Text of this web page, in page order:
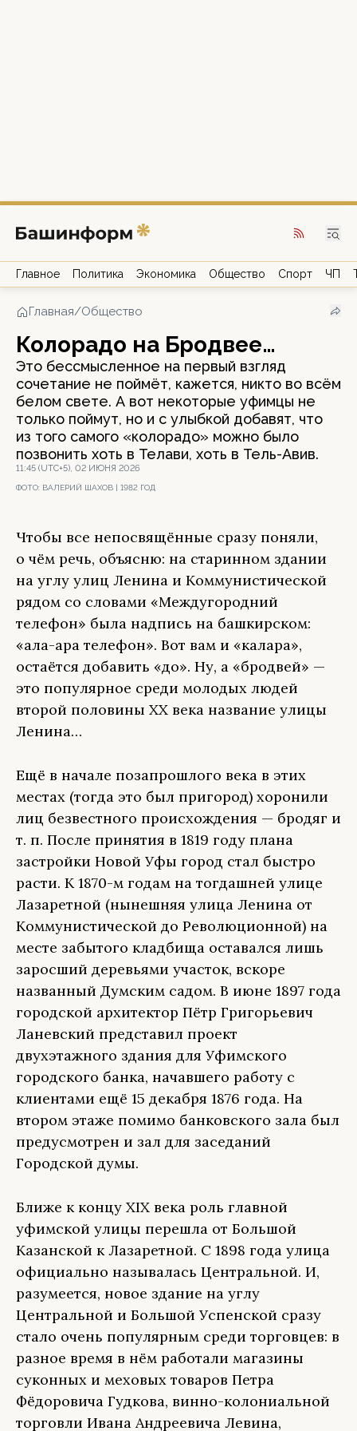
Главное Политика Экономика Общество Спорт ЧП
Главная/Общество
Колорадо на Бродвее…
Это бессмысленное на первый взгляд
сочетание не поймёт, кажется, никто во всём
белом свете. А вот некоторые уфимцы не
только поймут, но и с улыбкой добавят, что
из того самого «колорадо» можно было
позвонить хоть в Телави, хоть в Тель-Авив.
11:45 (UTC+5), 02 ИЮНЯ 2026
ФОТО: ВАЛЕРИЙ ШАХОВ | 1982 ГОД
Чтобы все непосвящённые сразу поняли,
о чём речь, объясню: на старинном здании
на углу улиц Ленина и Коммунистической
рядом со словами «Междугородний
телефон» была надпись на башкирском:
«ҡала-ара телефон». Вот вам и «калара»,
остаётся добавить «до». Ну, а «бродвей» —
это популярное среди молодых людей
второй половины ХХ века название улицы
Ленина…
Ещё в начале позапрошлого века в этих
местах (тогда это был пригород) хоронили
лиц безвестного происхождения — бродяг и
т. п. После принятия в 1819 году плана
застройки Новой Уфы город стал быстро
расти. К 1870-м годам на тогдашней улице
Лазаретной (нынешняя улица Ленина от
Коммунистической до Революционной) на
месте забытого кладбища оставался лишь
заросший деревьями участок, вскоре
названный Думским садом. В июне 1897 года
городской архитектор Пётр Григорьевич
Ланевский представил проект
двухэтажного здания для Уфимского
городского банка, начавшего работу с
клиентами ещё 15 декабря 1876 года. На
втором этаже помимо банковского зала был
предусмотрен и зал для заседаний
Городской думы.
Ближе к концу XIX века роль главной
уфимской улицы перешла от Большой
Казанской к Лазаретной. С 1898 года улица
официально называлась Центральной. И,
разумеется, новое здание на углу
Центральной и Большой Успенской сразу
стало очень популярным среди торговцев: в
разное время в нём работали магазины
суконных и меховых товаров Петра
Фёдоровича Гудкова, винно-колониальной
торговли Ивана Андреевича Левина,